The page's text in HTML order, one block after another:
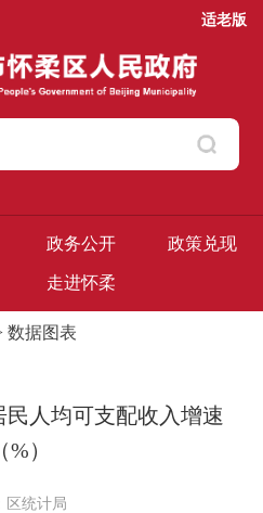
适老版
政务公开 政策兑现
走进怀柔
数据图表
民人均可支配收入增速
（%）
区统计局